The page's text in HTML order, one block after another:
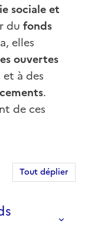
sociale et
du fonds
elles
ouvertes
à des
.
de ces
Tout déplier